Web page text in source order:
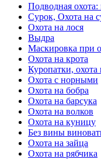
Подводная
Сурок, Охота на
Охота на лося
Выдра
Маскировка при
Охота на крота
Куропатки, охота
Охота с норными
Охота на бобра
Охота на барсука
Охота на волков
Охота на куницу
Без вины
Охота на зайца
Охота на рябчика